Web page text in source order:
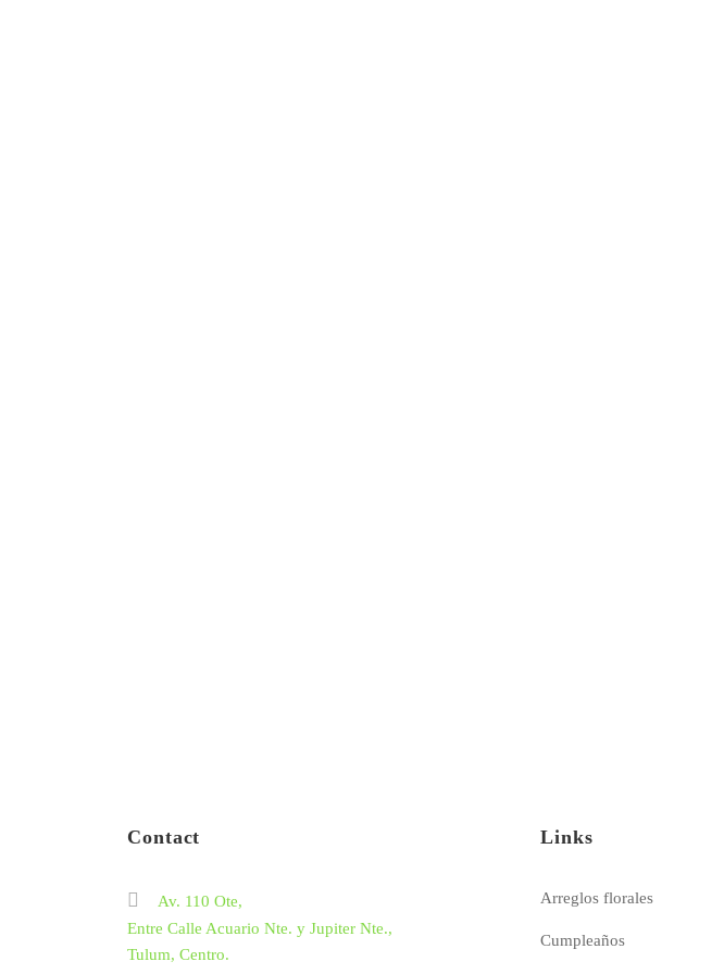
Contact
Av. 110 Ote,
Entre Calle Acuario Nte. y Jupiter Nte.,
Tulum, Centro.
Links
Arreglos florales
Cumpleaños